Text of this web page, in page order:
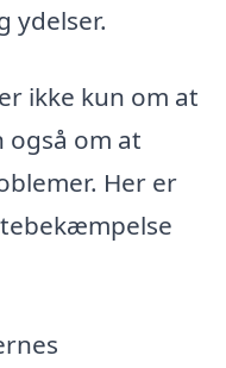
ydelser.
ikke kun om at
også om at
Her er